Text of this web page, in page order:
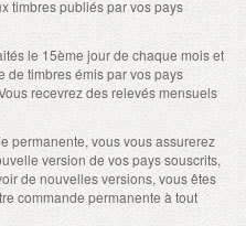
timbres publiés par vos pays
le 15ème jour de chaque mois et
de timbres émis par vos pays
recevrez des relevés mensuels
permanente, vous vous assurerez
version de vos pays souscrits,
de nouvelles versions, vous êtes
commande permanente à tout